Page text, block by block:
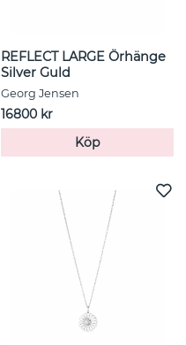
REFLECT LARGE Örhänge
Silver Guld
Georg Jensen
16800 kr
Köp